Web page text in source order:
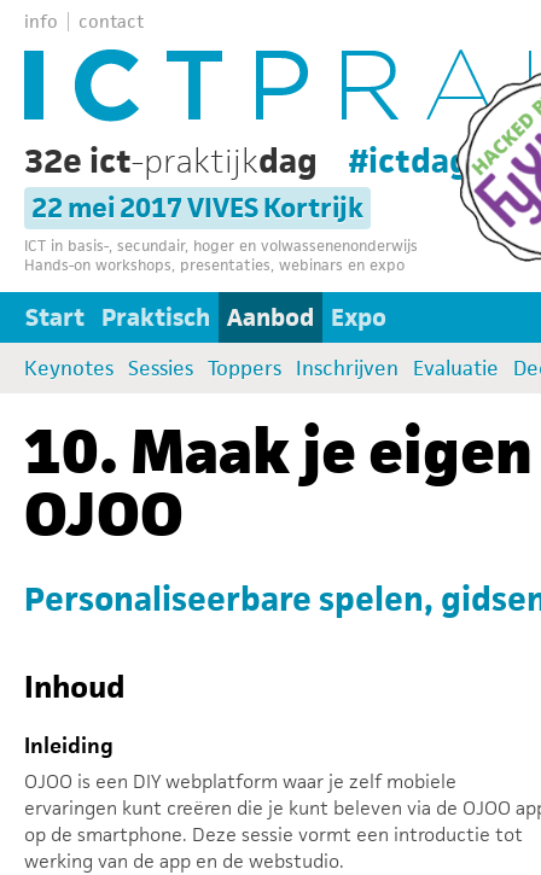
info contact
32e ict-praktijkdag #ictdag32
22 mei 2017 VIVES Kortrijk
ICT in basis-, secundair, hoger en volwassenenonderwijs
Hands-on workshops, presentaties, webinars en expo
Start Praktisch Aanbod Expo
Keynotes Sessies Toppers Inschrijven Evaluatie
10. Maak je
OJOO
Personaliseerbare spelen,
Inhoud
Inleiding
OJOO is een DIY webplatform waar je zelf mobiele
ervaringen kunt creëren die je kunt beleven via de OJOO
op de smartphone. Deze sessie vormt een introductie tot
werking van de app en de webstudio.